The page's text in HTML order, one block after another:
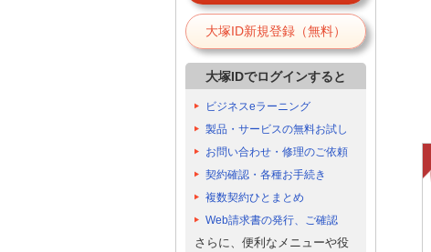
大塚ID新規登録（無料）
大塚IDでログインすると
ビジネスeラーニング
製品・サービスの無料お試し
お問い合わせ・修理のご依頼
契約確認・各種お手続き
複数契約ひとまとめ
Web請求書の発行、ご確認
さらに、便利なメニューや役